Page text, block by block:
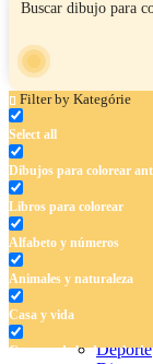
Filter by Kategórie
Select all
Dibujos para colorear
Libros para colorear
Alfabeto y números
Animales y naturaleza
Casa y vida
Cuentos de hadas y
Ingrese el nombre,
buscando.
Dibujos para
Libros para
Deporte